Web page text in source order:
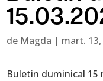
de Magda | mart.
Buletin duminical 15